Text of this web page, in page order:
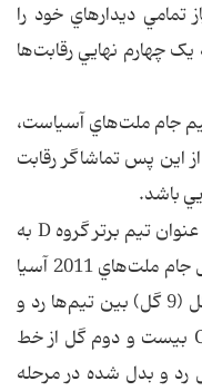
تمامي ديدارهاي خود را
چهارم نهايي رقابت‌ها
جام ملت‌هاي آسياست،
اين پس تماشاگر رقابت
باشد.
ملي پوشان فوتبال کشورمان در حالي به عنوان تيم برتر گروه D به
مرحله يک چهارم نهايي مسابقات فوتبال جام ملت‌هاي 2011 آسيا
صعود کردند که در اين گروه کمترين گل (9 گل) بين تيم‌ها رد و
بدل شد. اين در حالي بود که در گروه C بيست و دوم گل از خط
رد و بدل شده در مرحله